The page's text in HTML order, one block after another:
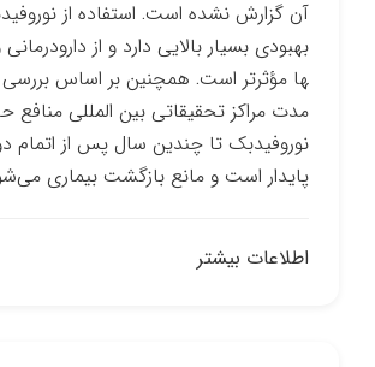
آن گزارش نشده است. استفاده از
ها مؤثرتر است. همچنین بر اساس بررسی­
مدت مراکز تحقیقاتی بین­ المللی منافع
نوروفیدبک تا چندین سال پس از اتمام
پایدار است و مانع بازگشت بیماری
اطلاعات بیشتر